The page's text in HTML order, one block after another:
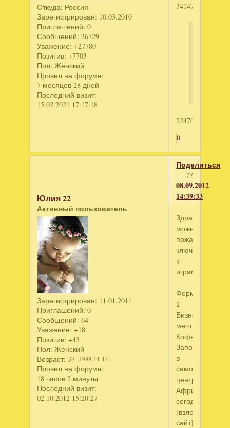
Откуда: Россия
Зарегистрирован: 10.03.2010
Приглашений: 0
Сообщений: 26729
Уважение: +27780
Позитив: +7703
Пол: Женский
Провел на форуме:
7 месяцев 28 дней
Последний визит:
15.02.2021 17:17:18
3414797362
2247006150
0
Поделиться
77
08.09.2012
14:39:33
Юлия 22
Активный пользователь
Зарегистрирован: 11.01.2011
Приглашений: 0
Сообщений: 64
Уважение: +18
Позитив: +43
Пол: Женский
Возраст: 37 [1988-11-17]
Провел на форуме:
18 часов 2 минуты
Последний визит:
02.10.2012 15:20:27
Здравствуйте
можно
пожалуйста
ключики
к
играм
:
Фермеры
2
Бизнес
мечты.
Кофейня
Заповедник
в
самом
центре
сегодня.
[взломанный
сайт]